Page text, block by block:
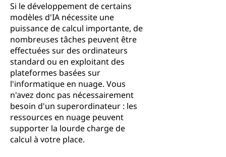
Si le développement de certains
modèles d'IA nécessite une
puissance de calcul importante, de
nombreuses tâches peuvent être
effectuées sur des ordinateurs
standard ou en exploitant des
plateformes basées sur
l'informatique en nuage. Vous
n'avez donc pas nécessairement
besoin d'un superordinateur : les
ressources en nuage peuvent
supporter la lourde charge de
calcul à votre place.